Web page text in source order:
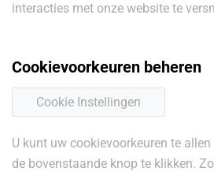
interacties met onze website te
Cookievoorkeuren beheren
Cookie Instellingen
U kunt uw cookievoorkeuren te
de bovenstaande knop te klikken.